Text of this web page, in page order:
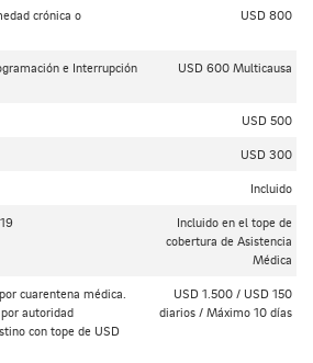
crónica o
USD 800
e Interrupción
USD 600 Multicausa
USD 500
USD 300
Incluido
Incluido en el tope de
cobertura de Asistencia
Médica
cuarentena médica.
autoridad
con tope de USD
USD 1.500 / USD 150
diarios / Máximo 10 días